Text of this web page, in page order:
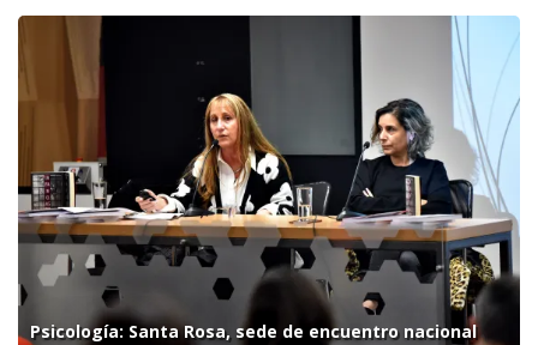
Psicología: Santa Rosa, sede de encuentro nacional